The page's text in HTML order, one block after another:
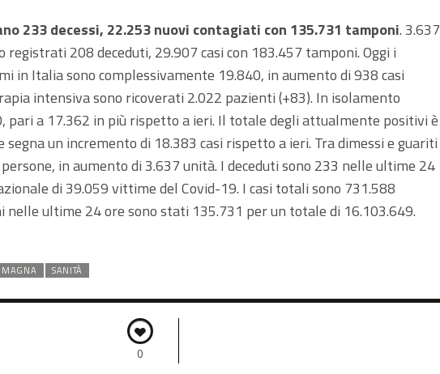
233 decessi, 22.253 nuovi contagiati con 135.731 tamponi. 3.637
registrati 208 deceduti, 29.907 casi con 183.457 tamponi. Oggi i
in Italia sono complessivamente 19.840, in aumento di 938 casi
intensiva sono ricoverati 2.022 pazienti (+83). In isolamento
pari a 17.362 in più rispetto a ieri. Il totale degli attualmente positivi è
segna un incremento di 18.383 casi rispetto a ieri. Tra dimessi e guariti
in aumento di 3.637 unità. I deceduti sono 233 nelle ultime 24
di 39.059 vittime del Covid-19. I casi totali sono 731.588
nelle ultime 24 ore sono stati 135.731 per un totale di 16.103.649.
SANITÀ
0